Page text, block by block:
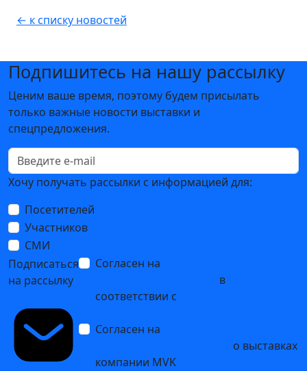
← к списку новостей
Подпишитесь на нашу рассылку
Ценим ваше время, поэтому будем присылать
только важные новости выставки и
спецпредложения.
Хочу получать рассылки с информацией для:
Посетителей
Участников
СМИ
Подписаться
на рассылку
Согласен на
в
соответствии с
Согласен на
о выставках
компании MVK